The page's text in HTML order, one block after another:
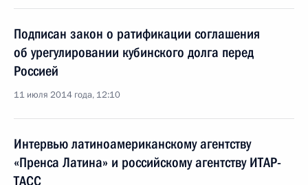
Подписан закон о ратификации соглашения
об урегулировании кубинского долга перед
Россией
11 июля 2014 года, 12:10
Интервью латиноамериканскому агентству
«Пренса Латина» и российскому агентству ИТАР-
ТАСС